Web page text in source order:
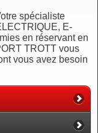
spécialiste
E-
en réservant en
TROTT vous
vous avez besoin